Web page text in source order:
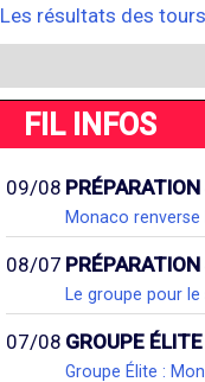
Les résultats des
FIL INFOS
09/08
Monaco renverse
08/07
Le groupe pour
07/08 GROUPE ÉLITE
Groupe Élite :